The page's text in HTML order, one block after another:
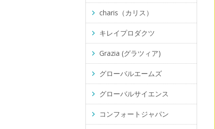
charis（カリス）
キレイプロダクツ
Grazia (グラツィア)
グローバルエームズ
グローバルサイエンス
コンフォートジャパン